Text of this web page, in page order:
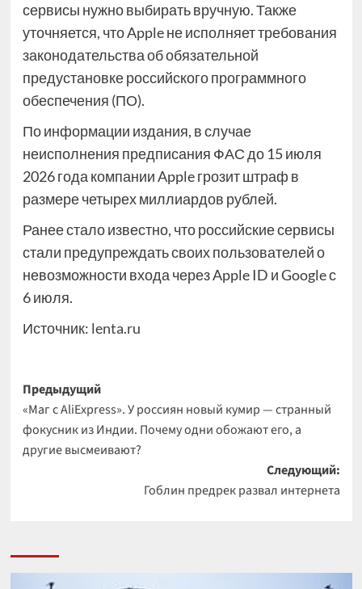
сервисы нужно выбирать вручную. Также
уточняется, что Apple не исполняет требования
законодательства об обязательной
предустановке российского программного
обеспечения (ПО).
По информации издания, в случае
неисполнения предписания ФАС до 15 июля
2026 года компании Apple грозит штраф в
размере четырех миллиардов рублей.
Ранее стало известно, что российские сервисы
стали предупреждать своих пользователей о
невозможности входа через Apple ID и Google с
6 июля.
Источник: lenta.ru
Навигация
записи
Предыдущий
«Маг с AliExpress». У россиян новый кумир — странный
фокусник из Индии. Почему одни обожают его, а
другие высмеивают?
Следующий:
Гоблин предрек развал интернета